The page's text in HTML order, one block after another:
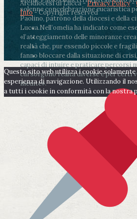
solenne concelebrazione eucaristica
Paolino, patrono della diocesi e della
Lucca.Nell’omelia ha indicato come
«l’atteggiamento delle minoranze
realtà che, pur essendo piccole e
fanno bloccare dalla situazione di
capaci di intuire e praticare percorsi
cui sorgono realtà diverse e per certi
inedite».
Arcidiocesi di Lucca -Privacy Policy-
Info- Copyright reserved
Questo sito web utilizza i cookie
esperienza di navigazione. Utilizzando il
a tutti i cookie in conformità con la nostra